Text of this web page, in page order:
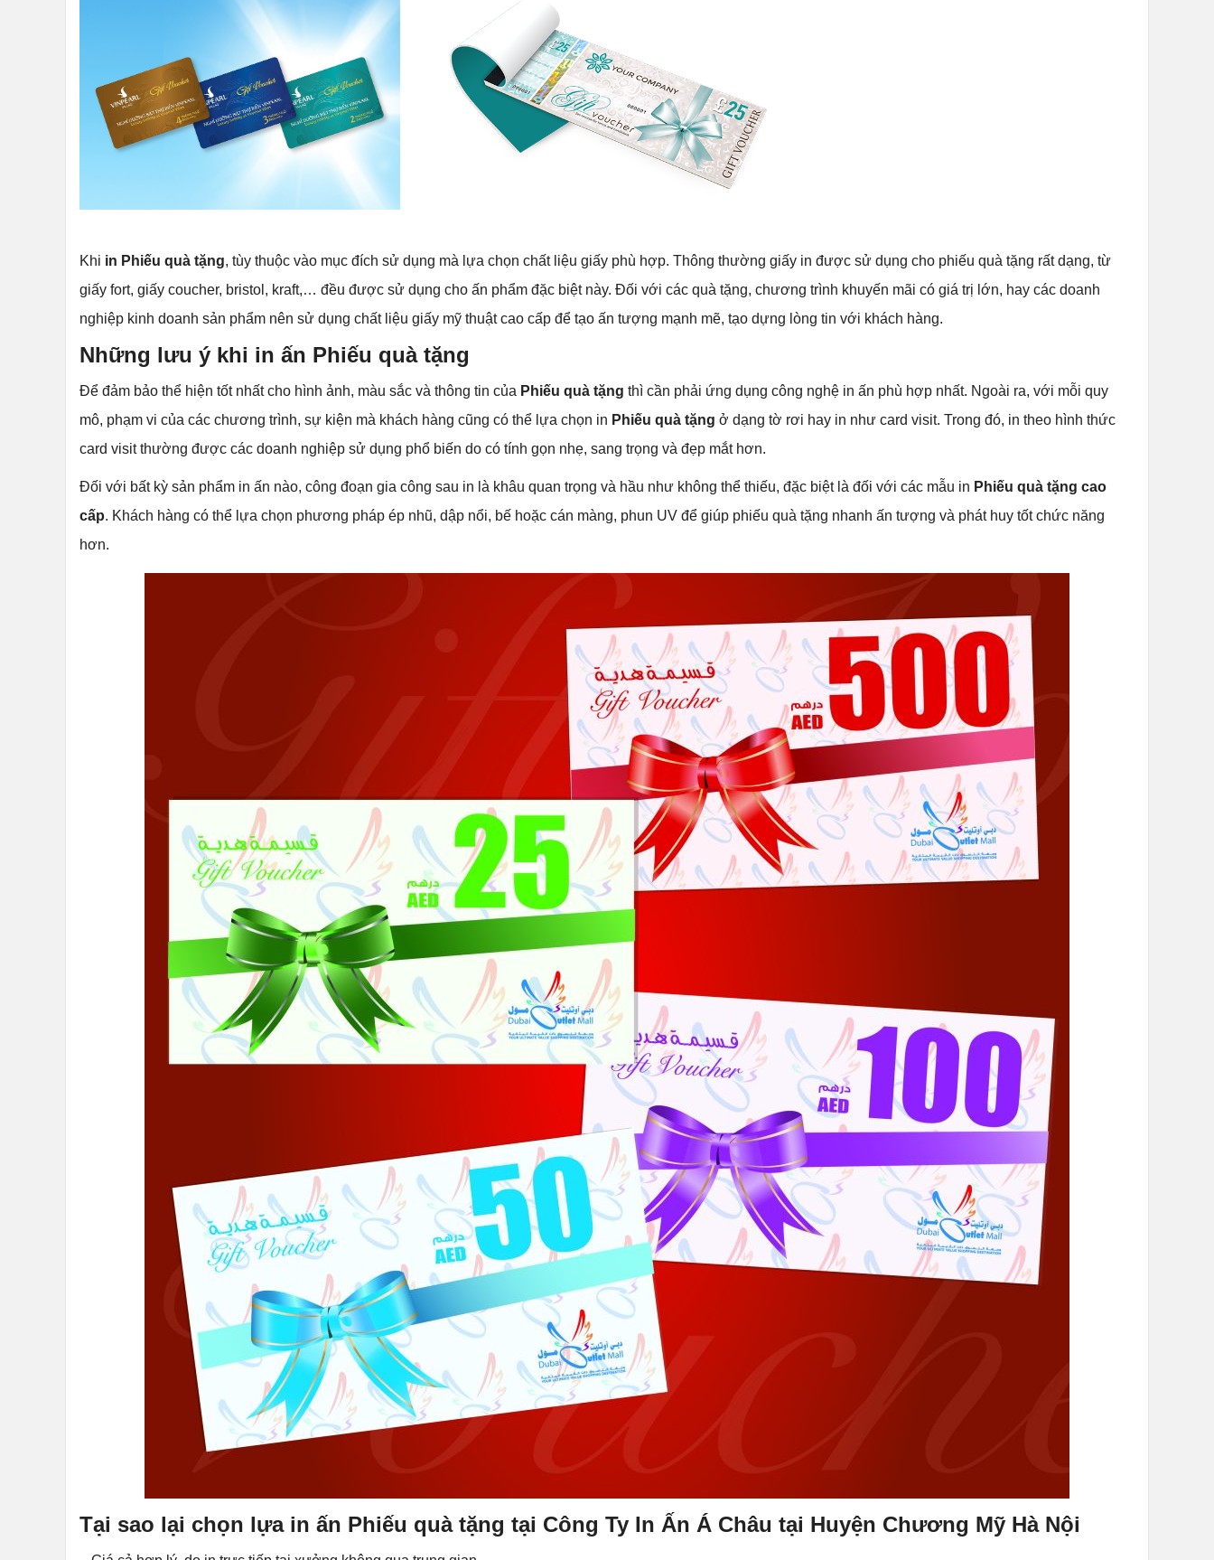
Khi in Phiếu quà tặng, tùy thuộc vào mục đích sử dụng mà lựa chọn chất liệu giấy phù hợp. Thông thường giấy in được sử dụng cho phiếu quà tặng rất dạng, từ
giấy fort, giấy coucher, bristol, kraft,… đều được sử dụng cho ấn phẩm đặc biệt này. Đối với các quà tặng, chương trình khuyến mãi có giá trị lớn, hay các doanh
nghiệp kinh doanh sản phẩm nên sử dụng chất liệu giấy mỹ thuật cao cấp để tạo ấn tượng mạnh mẽ, tạo dựng lòng tin với khách hàng.
Những lưu ý khi in ấn Phiếu quà tặng
Để đảm bảo thể hiện tốt nhất cho hình ảnh, màu sắc và thông tin của Phiếu quà tặng thì cần phải ứng dụng công nghệ in ấn phù hợp nhất. Ngoài ra, với mỗi quy
mô, phạm vi của các chương trình, sự kiện mà khách hàng cũng có thể lựa chọn in Phiếu quà tặng ở dạng tờ rơi hay in như card visit. Trong đó, in theo hình thức
card visit thường được các doanh nghiệp sử dụng phổ biến do có tính gọn nhẹ, sang trọng và đẹp mắt hơn.
Đối với bất kỳ sản phẩm in ấn nào, công đoạn gia công sau in là khâu quan trọng và hầu như không thể thiếu, đặc biệt là đối với các mẫu in Phiếu quà tặng cao
cấp. Khách hàng có thể lựa chọn phương pháp ép nhũ, dập nổi, bế hoặc cán màng, phun UV để giúp phiếu quà tặng nhanh ấn tượng và phát huy tốt chức năng
hơn.
Tại sao lại chọn lựa in ấn Phiếu quà tặng tại Công Ty In Ấn Á Châu tại Huyện Chương Mỹ Hà Nội